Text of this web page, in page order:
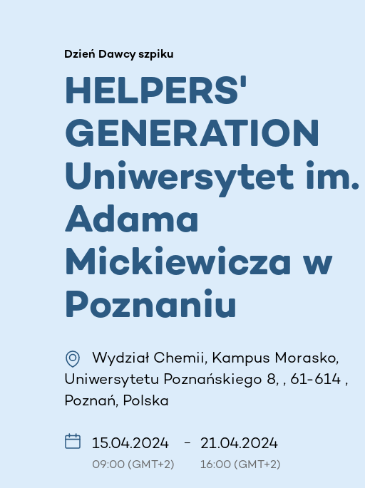
Dzień Dawcy szpiku
HELPERS'
GENERATION
Uniwersytet im.
Adama
Mickiewicza w
Poznaniu
Wydział Chemii, Kampus Morasko,
Uniwersytetu Poznańskiego 8, , 61-614 ,
Poznań, Polska
15.04.2024
09:00 (GMT+2)
– 21.04.2024
16:00 (GMT+2)